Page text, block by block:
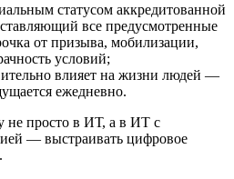
статусом аккредитованной
все предусмотренные
от призыва, мобилизации,
условий;
влияет на жизни людей —
ежедневно.
не просто в ИТ, а в ИТ с
— выстраивать цифровое